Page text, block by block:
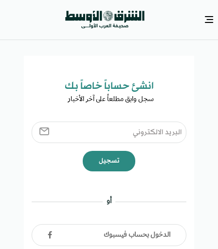
انشئ حساباً خاصاً بك​
سجل وابق مطلعاً على آخر الأخبار ​
تسجيل
أو
الدخول بحساب فيسبوك